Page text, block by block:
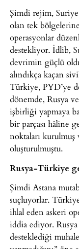
Şimdi rejim,
olan tek
operasyonlar
destekliyor. İdlib,
devrimin güçlü
alındıkça kaçan
Türkiye, PYD’ye
dönemde, Rusya
işbirliği yapmaya
bir parçası hâline
noktaları
oluşturulmuştu.
Rusya-Türkiye
Şimdi Astana
suçluyorlar.
ihlal eden askeri
iddia ediyor.
desteklediği